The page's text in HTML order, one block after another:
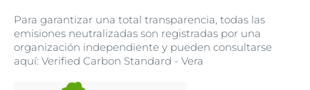
Para garantizar una total transparencia, todas las
emisiones neutralizadas son registradas por una
organización independiente y pueden consultarse
aquí: Verified Carbon Standard - Vera